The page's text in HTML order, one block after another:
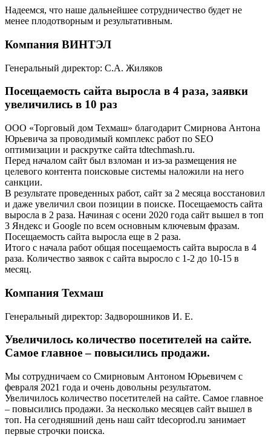
Надеемся, что наше дальнейшее сотрудничество будет не
менее плодотворным и результативным.
Компания ВИНТЭЛ
Генеральный директор: С.А. Жиляков
Посещаемость сайта выросла в 4 раза, заявки
увеличились в 10 раз
ООО «Торговый дом Техмаш» благодарит Смирнова Антона
Юрьевича за проводимый комплекс работ по SEO
оптимизации и раскрутке сайта tdtechmash.ru.
Перед началом сайт был взломан и из-за размещения не
целевого контента поисковые системы наложили на него
санкции.
В результате проведенных работ, сайт за 2 месяца восстановил
и даже увеличил свои позиции в поиске. Посещаемость сайта
выросла в 2 раза. Начиная с осени 2020 года сайт вышел в топ
3 Яндекс и Google по всем основным ключевым фразам.
Посещаемость сайта выросла еще в 2 раза.
Итого с начала работ общая посещаемость сайта выросла в 4
раза. Количество заявок с сайта выросло с 1-2 до 10-15 в
месяц.
Компания Техмаш
Генеральный директор: Задворошников И. Е.
Увеличилось количество посетителей на сайте.
Самое главное – повысились продажи.
Мы сотрудничаем со Смирновым Антоном Юрьевичем с
февраля 2021 года и очень довольны результатом.
Увеличилось количество посетителей на сайте. Самое главное
– повысились продажи. За несколько месяцев сайт вышел в
топ. На сегодняшний день наш сайт tdecoprod.ru занимает
первые строчки поиска.